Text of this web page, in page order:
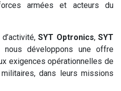
armées et acteurs du
SYT Optronics, SYT
nous développons une offre
exigences opérationnelles de
dans leurs missions